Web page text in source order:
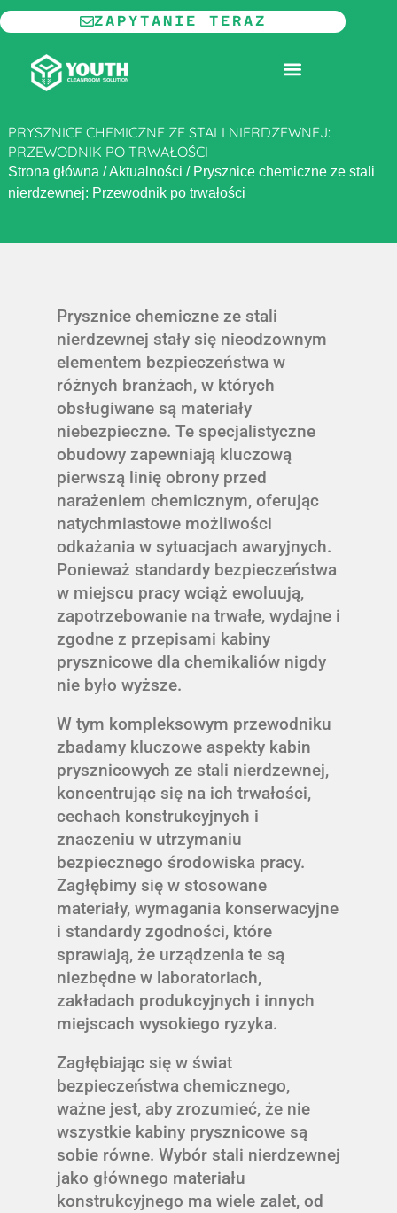
Przejdź
do
ZAPYTANIE TERAZ
PRYSZNICE CHEMICZNE ZE STALI NIERDZEWNEJ:
PRZEWODNIK PO TRWAŁOŚCI
Strona główna /Aktualności / Prysznice chemiczne ze stali
nierdzewnej: Przewodnik po trwałości
Prysznice chemiczne ze stali
nierdzewnej stały się nieodzownym
elementem bezpieczeństwa w
różnych branżach, w których
obsługiwane są materiały
niebezpieczne. Te specjalistyczne
obudowy zapewniają kluczową
pierwszą linię obrony przed
narażeniem chemicznym, oferując
natychmiastowe możliwości
odkażania w sytuacjach awaryjnych.
Ponieważ standardy bezpieczeństwa
w miejscu pracy wciąż ewoluują,
zapotrzebowanie na trwałe, wydajne i
zgodne z przepisami kabiny
prysznicowe dla chemikaliów nigdy
nie było wyższe.
W tym kompleksowym przewodniku
zbadamy kluczowe aspekty kabin
prysznicowych ze stali nierdzewnej,
koncentrując się na ich trwałości,
cechach konstrukcyjnych i
znaczeniu w utrzymaniu
bezpiecznego środowiska pracy.
Zagłębimy się w stosowane
materiały, wymagania konserwacyjne
i standardy zgodności, które
sprawiają, że urządzenia te są
niezbędne w laboratoriach,
zakładach produkcyjnych i innych
miejscach wysokiego ryzyka.
Zagłębiając się w świat
bezpieczeństwa chemicznego,
ważne jest, aby zrozumieć, że nie
wszystkie kabiny prysznicowe są
sobie równe. Wybór stali nierdzewnej
jako głównego materiału
konstrukcyjnego ma wiele zalet, od